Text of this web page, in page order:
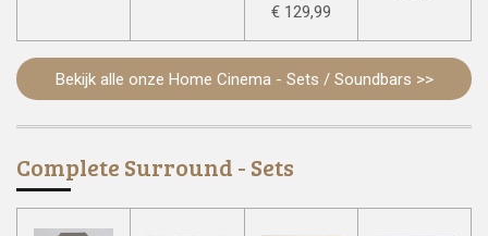
€ 129,99
Bekijk alle onze Home Cinema - Sets / Soundbars >>
Complete Surround - Sets